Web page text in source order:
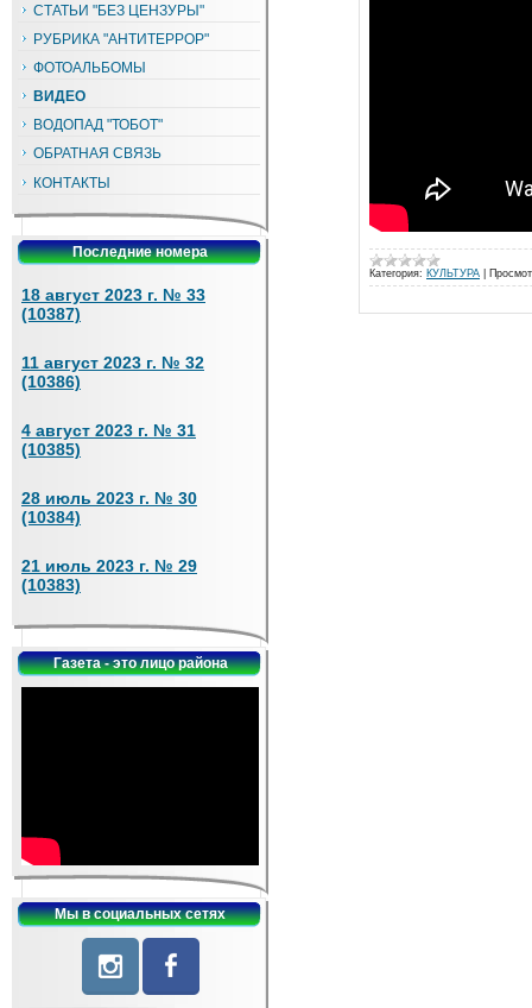
СТАТЬИ "БЕЗ ЦЕНЗУРЫ"
РУБРИКА "АНТИТЕРРОР"
ФОТОАЛЬБОМЫ
ВИДЕО
ВОДОПАД "ТОБОТ"
ОБРАТНАЯ СВЯЗЬ
КОНТАКТЫ
Последние номера
18 август 2023 г. № 33
(10387)
11 август 2023 г. № 32
(10386)
4 август 2023 г. № 31
(10385)
28 июль 2023 г. № 30
(10384)
21 июль 2023 г. № 29
(10383)
Газета - это лицо района
Мы в социальных сетях
Категория: КУЛЬТУРА